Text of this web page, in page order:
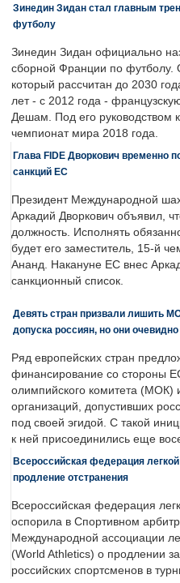
Зинедин Зидан стал главным
футболу
Зинедин Зидан официально
сборной Франции по футболу.
который рассчитан до 2030
лет - с 2012 года -
Дешам. Под его руководством
чемпионат мира 2018 года.
Глава FIDE Дворкович временно
санкций ЕС
Президент Международной
Аркадий Дворкович объявил,
должность. Исполнять
будет его заместитель, 15-й
Ананд. Накануне ЕС внес
санкционный список.
Девять стран призвали лишить
допуска россиян, но они
Ряд европейских стран
финансирование со стороны
олимпийского комитета (МОК)
организаций, допустивших
под своей эгидой. С такой
к ней присоединились еще
Всероссийская федерация
продление отстранения
Всероссийская федерация
оспорила в Спортивном
Международной ассоциации
(World Athletics) о продлении
российских спортсменов в